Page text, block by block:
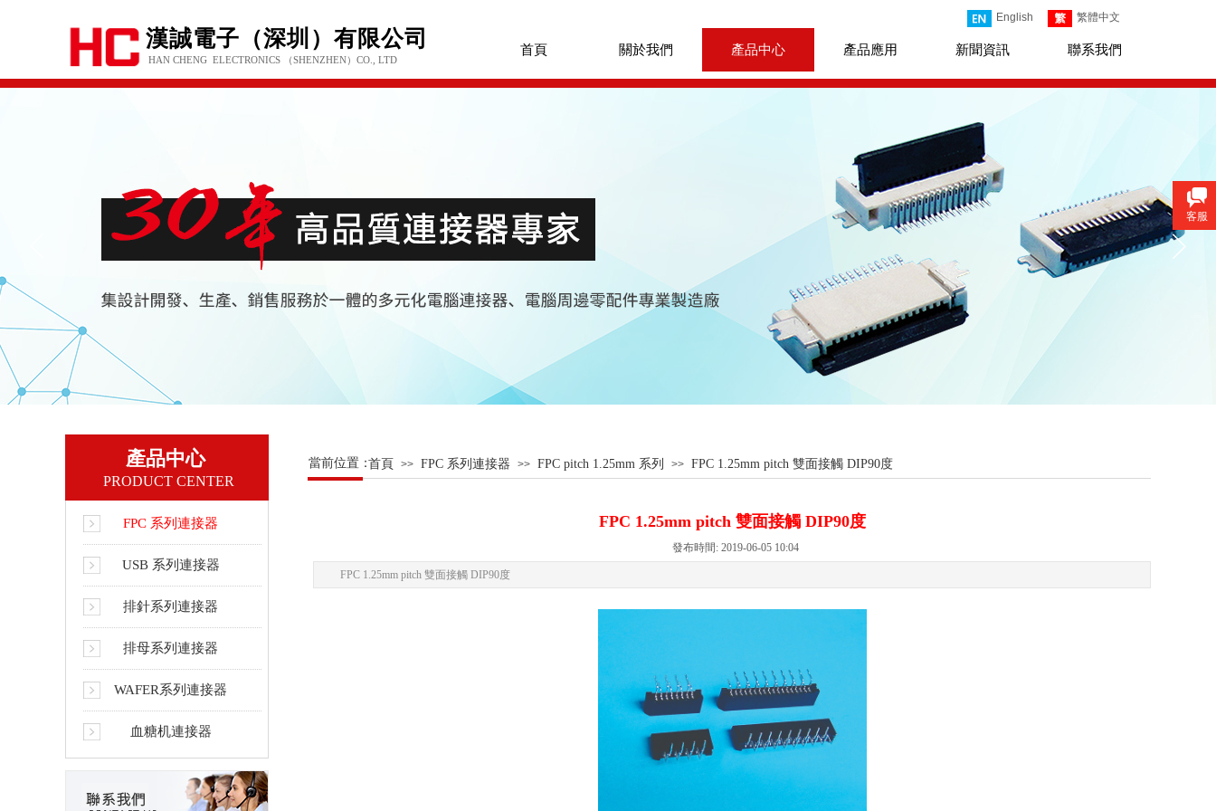
English 繁體中文
漢誠電子（深圳）有限公司 首頁 關於我們 產品中心 產品應用 新聞資訊 聯系我們
HAN CHENG ELECTRONICS （SHENZHEN）CO., LTD
PRODUCT CENTER
產品中心
FPC 系列連接器
USB 系列連接器
排針系列連接器
排母系列連接器
WAFER系列連接器
血糖机連接器
當前位置：首頁 >> FPC 系列連接器 >> FPC pitch 1.25mm 系列 >> FPC 1.25mm pitch 雙面接觸 DIP90度
FPC 1.25mm pitch 雙面接觸 DIP90度
發布時間: 2019-06-05 10:04
FPC 1.25mm pitch 雙面接觸 DIP90度
客服